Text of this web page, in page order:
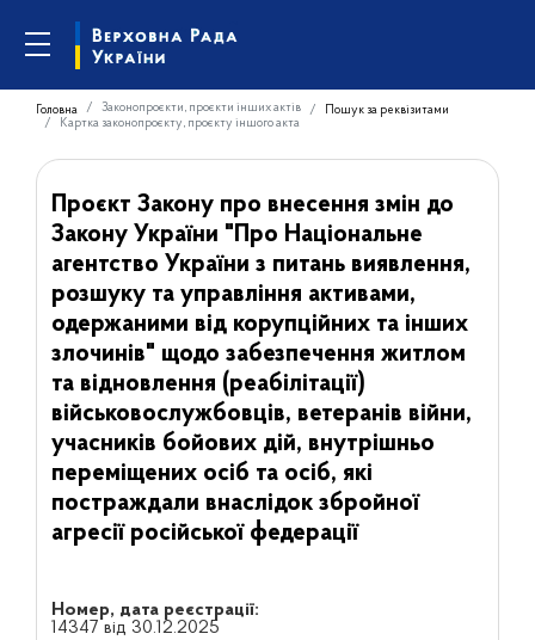
Головна Законопроєкти, проєкти інших актів
Пошук за реквізитами
Картка законопроєкту, проєкту іншого акта
Проєкт Закону про внесення змін до
Закону України "Про Національне
агентство України з питань виявлення,
розшуку та управління активами,
одержаними від корупційних та інших
злочинів" щодо забезпечення житлом
та відновлення (реабілітації)
військовослужбовців, ветеранів війни,
учасників бойових дій, внутрішньо
переміщених осіб та осіб, які
постраждали внаслідок збройної
агресії російської федерації
Номер, дата реєстрації:
14347 від 30.12.2025